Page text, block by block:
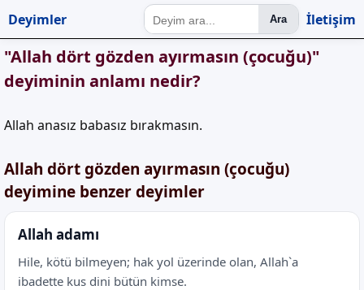
Deyimler Ara İletişim
"Allah dört gözden ayırmasın (çocuğu)"
deyiminin anlamı nedir?
Allah anasız babasız bırakmasın.
Allah dört gözden ayırmasın (çocuğu)
deyimine benzer deyimler
Allah adamı
Hile, kötü bilmeyen; hak yol üzerinde olan, Allah`a
ibadette kus dini bütün kimse.